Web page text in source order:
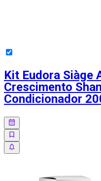
Kit Eudora Siàge
Crescimento
Condicionador